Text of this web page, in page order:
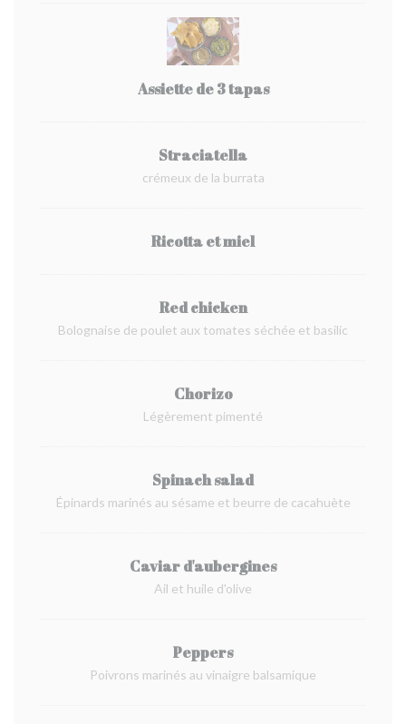
Assiette de 3 tapas
Straciatella
crémeux de la burrata
Ricotta et miel
Red chicken
Bolognaise de poulet aux tomates séchée et basilic
Chorizo
Légèrement pimenté
Spinach salad
Épinards marinés au sésame et beurre de cacahuète
Caviar d'aubergines
Ail et huile d'olive
Peppers
Poivrons marinés au vinaigre balsamique